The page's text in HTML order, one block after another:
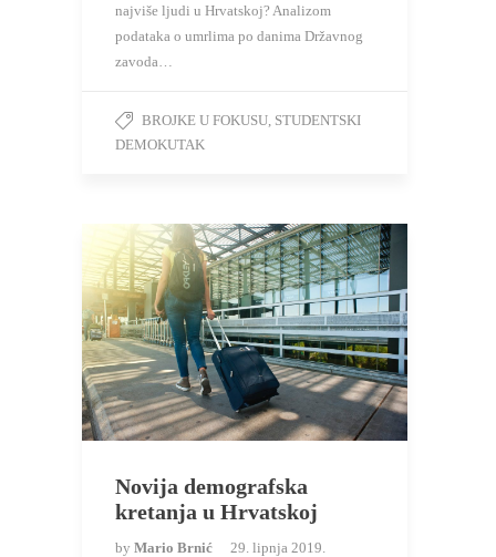
najviše ljudi u Hrvatskoj? Analizom
podataka o umrlima po danima Državnog
zavoda…
BROJKE U FOKUSU STUDENTSKI
DEMOKUTAK
Novija demografska
kretanja u Hrvatskoj
by Mario Brnić 29. lipnja 2019.